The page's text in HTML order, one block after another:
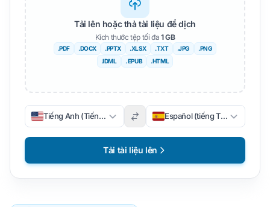
Tải lên hoặc thả tài liệu để dịch
Kích thước tệp tối đa 1 GB
.PDF .DOCX .PPTX .XLSX .TXT .JPG
.PNG
.IDML
. EPUB .HTML
Tiếng Anh (Tiếng Anh) Español (tiếng Tây Ban Nha)
Tải tài liệu lên